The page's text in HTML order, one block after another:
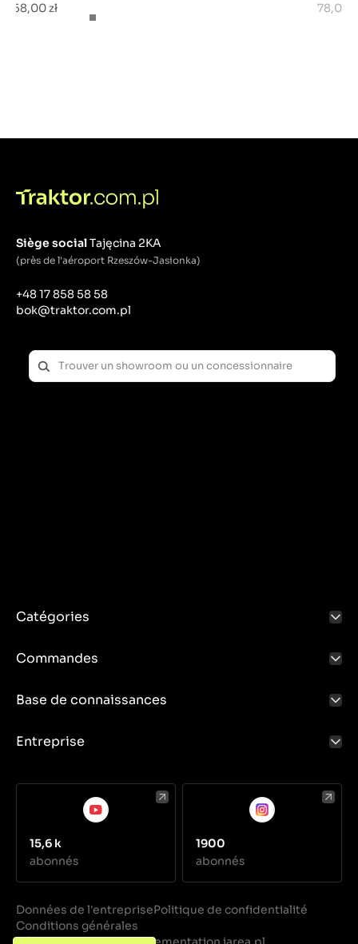
58,00 zł 78,00
Siège socialTajęcina 2KA
(près de l'aéroport Rzeszów-Jasionka)
+48 17 858 58 58
bok@traktor.com.pl
Catégories
Commandes
Base de connaissances
Entreprise
15,6 k
abonnés
1900
abonnés
Données de l'entreprisePolitique de confidentialité
Conditions générales